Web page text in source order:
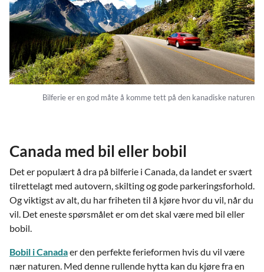
Bilferie er en god måte å komme tett på den kanadiske naturen
Canada med bil eller bobil
Det er populært å dra på bilferie i Canada, da landet er svært
tilrettelagt med autovern, skilting og gode parkeringsforhold.
Og viktigst av alt, du har friheten til å kjøre hvor du vil, når du
vil. Det eneste spørsmålet er om det skal være med bil eller
bobil.
Bobil i Canadaer den perfekte ferieformen hvis du vil være
nær naturen. Med denne rullende hytta kan du kjøre fra en